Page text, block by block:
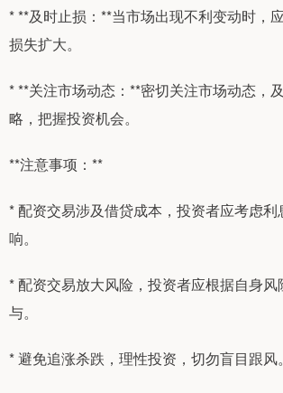
* **及时止损：**当市场出现不利变动时，
损失扩大。
* **关注市场动态：**密切关注市场动态，
略，把握投资机会。
**注意事项：**
* 配资交易涉及借贷成本，投资者应考虑
响。
* 配资交易放大风险，投资者应根据自身
与。
* 避免追涨杀跌，理性投资，切勿盲目跟风。